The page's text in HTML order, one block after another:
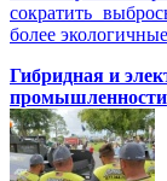
сократить
более
Гибридная и
промышленности